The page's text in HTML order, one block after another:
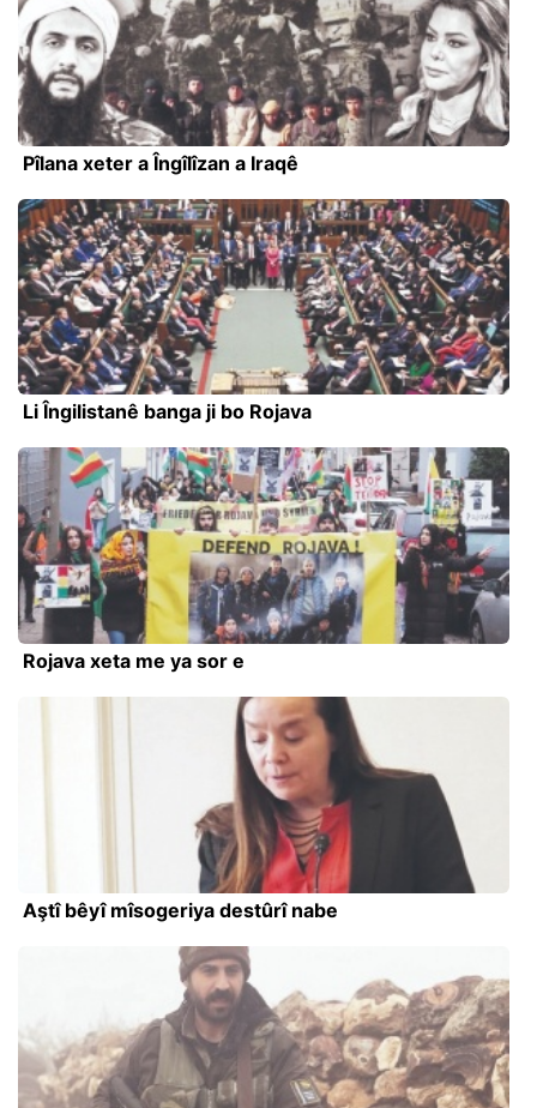
Pîlana xeter a Îngîlîzan a Iraqê
Li Îngilistanê banga ji bo Rojava
Rojava xeta me ya sor e
Aştî bêyî mîsogeriya destûrî nabe